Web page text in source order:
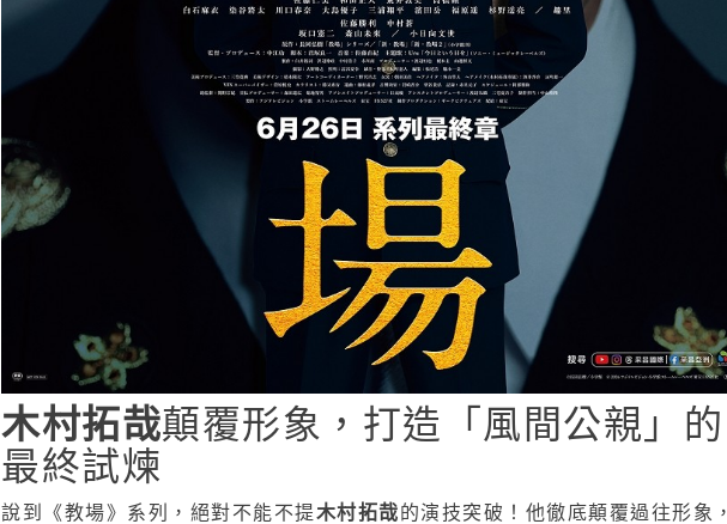
木村拓哉顛覆形象，打造「風間公親」的
最終試煉
說到《教場》系列，絕對不能不提木村拓哉 的演技突破！他徹底顛覆過往形象，